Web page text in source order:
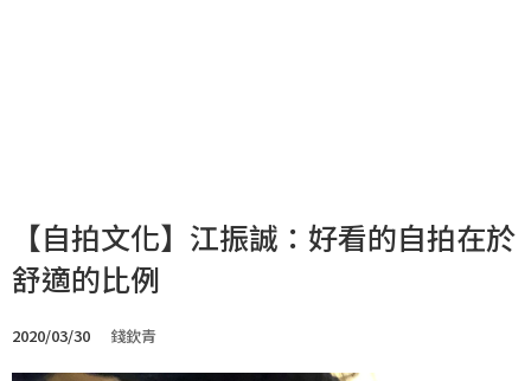
【自拍文化】江振誠：好看的自拍在於
舒適的比例
2020/03/30 錢欽青